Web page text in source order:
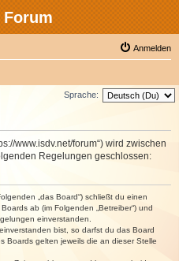
Forum
Anmelden
Sprache:
www.isdv.net/forum“) wird zwischen
Regelungen geschlossen:
„das Board“) schließt du einen
ab (im Folgenden „Betreiber“) und
einverstanden.
bist, so darfst du das Board
Boards gelten jeweils die an dieser Stelle